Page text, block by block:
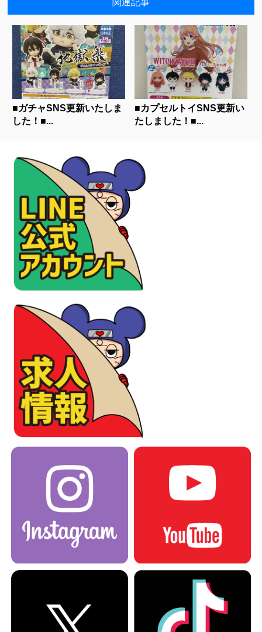
関連記事
■ガチャSNS更新いたしま
した！■...
■カプセルトイSNS更新い
たしました！■...